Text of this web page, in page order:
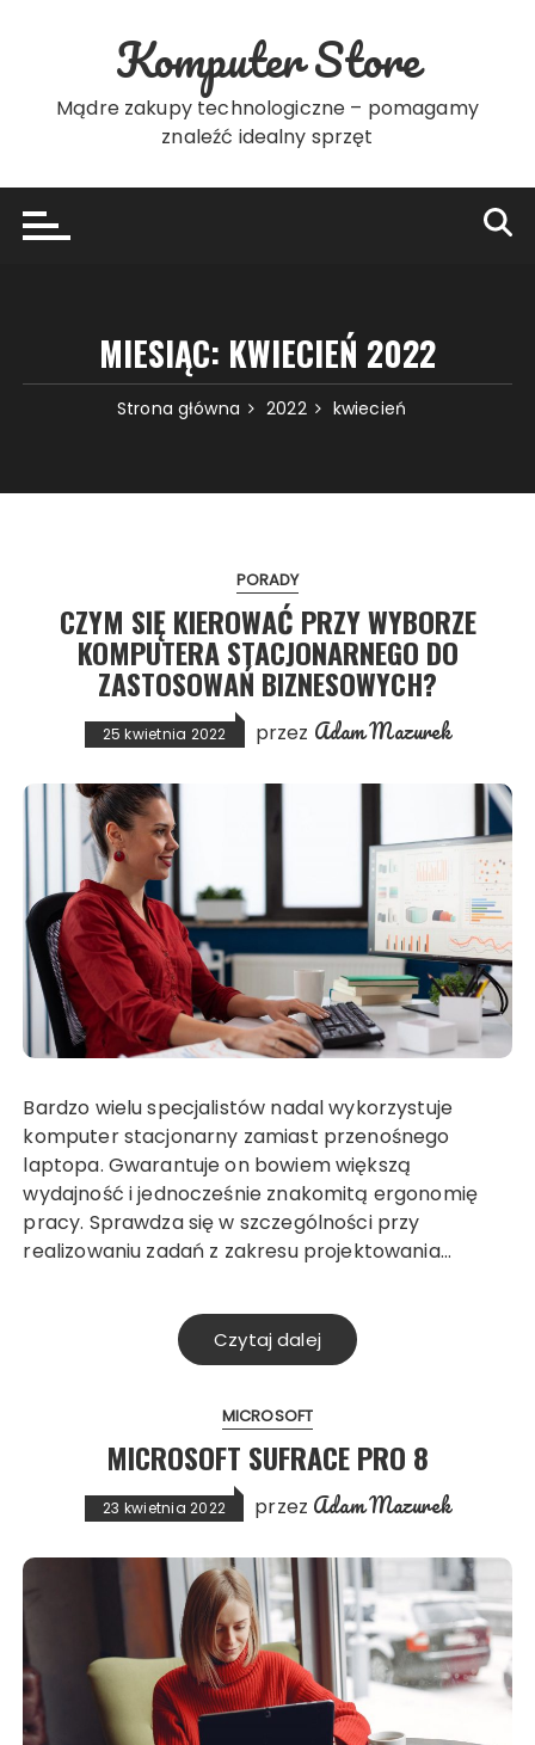
Komputer Store
Mądre zakupy technologiczne – pomagamy
znaleźć idealny sprzęt
MIESIĄC: KWIECIEŃ 2022
Strona główna 2022 kwiecień
PORADY
CZYM SIĘ KIEROWAĆ PRZY WYBORZE
KOMPUTERA STACJONARNEGO DO
ZASTOSOWAŃ BIZNESOWYCH?
25 kwietnia 2022 przez Adam Mazurek
Bardzo wielu specjalistów nadal wykorzystuje
komputer stacjonarny zamiast przenośnego
laptopa. Gwarantuje on bowiem większą
wydajność i jednocześnie znakomitą ergonomię
pracy. Sprawdza się w szczególności przy
realizowaniu zadań z zakresu projektowania…
Czytaj dalej
MICROSOFT
MICROSOFT SUFRACE PRO 8
23 kwietnia 2022 przez Adam Mazurek